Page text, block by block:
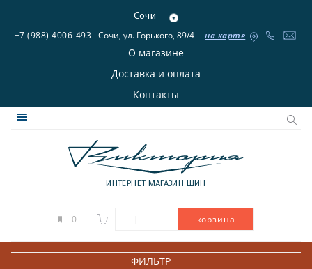
Сочи
+7 (988) 4006-493 Сочи, ул. Горького, 89/4 на карте
О магазине
Доставка и оплата
Контакты
ИНТЕРНЕТ МАГАЗИН ШИН
0 — | ——— корзина
ФИЛЬТР